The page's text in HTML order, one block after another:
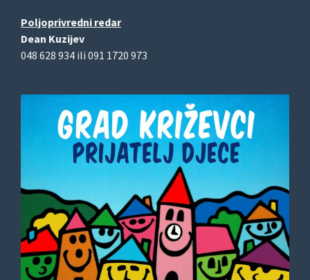
Poljoprivredni redar
Dean Kuzijev
048 628 934 ili 091 1720 973